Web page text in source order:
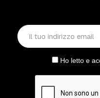
Ho letto e